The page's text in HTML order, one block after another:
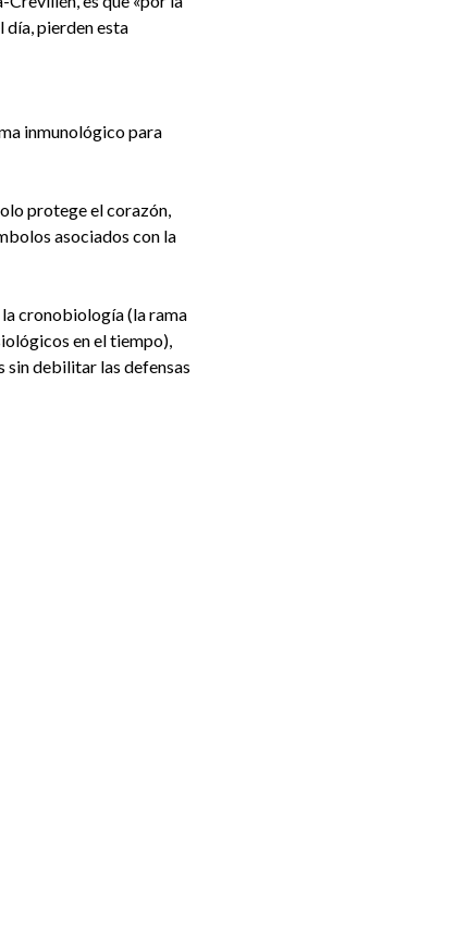
día, pierden esta
inmunológico para
protege el corazón,
asociados con la
la cronobiología (la rama
en el tiempo),
debilitar las defensas